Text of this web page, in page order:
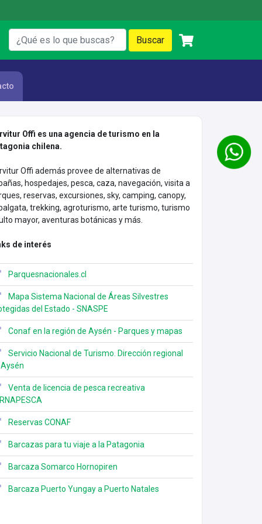
Offi es una agencia de turismo en la
chilena.
Offi además provee de alternativas de
hospedajes, pesca, caza, navegación, visita a
reservas, excursiones, sky, camping, canopy,
trekking, agroturismo, arte turismo, turismo
mayor, aventuras botánicas y más.
de interés
Parquesnacionales.cl
Mapa Sistema Nacional de Áreas Silvestres
del Estado - SNASPE
Conaf en la región de Aysén - Parques y mapas
Servicio Nacional de Turismo. Dirección regional
Venta de licencia de pesca recreativa
Reservas CONAF
Barcazas para tu viaje a la Patagonia
Barcaza Somarco Hornopiren
Barcaza Puerto Yungay a Puerto Natales